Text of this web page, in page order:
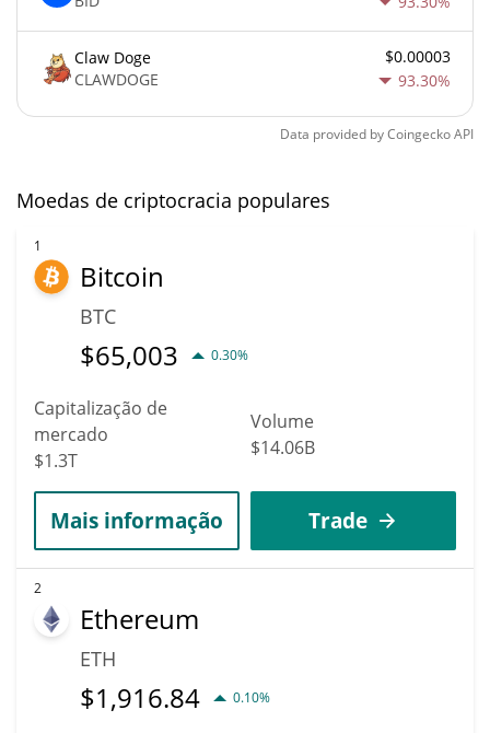
Claw Doge
CLAWDOGE
$0.00003
93.30%
Data provided byCoingeckoAPI
Moedas de criptocracia populares
1
Bitcoin
BTC
$65,003 0.30%
Capitalização de
mercado
$1.3T
Volume
$14.06B
Mais informação Trade
2
Ethereum
ETH
$1,916.84 0.10%